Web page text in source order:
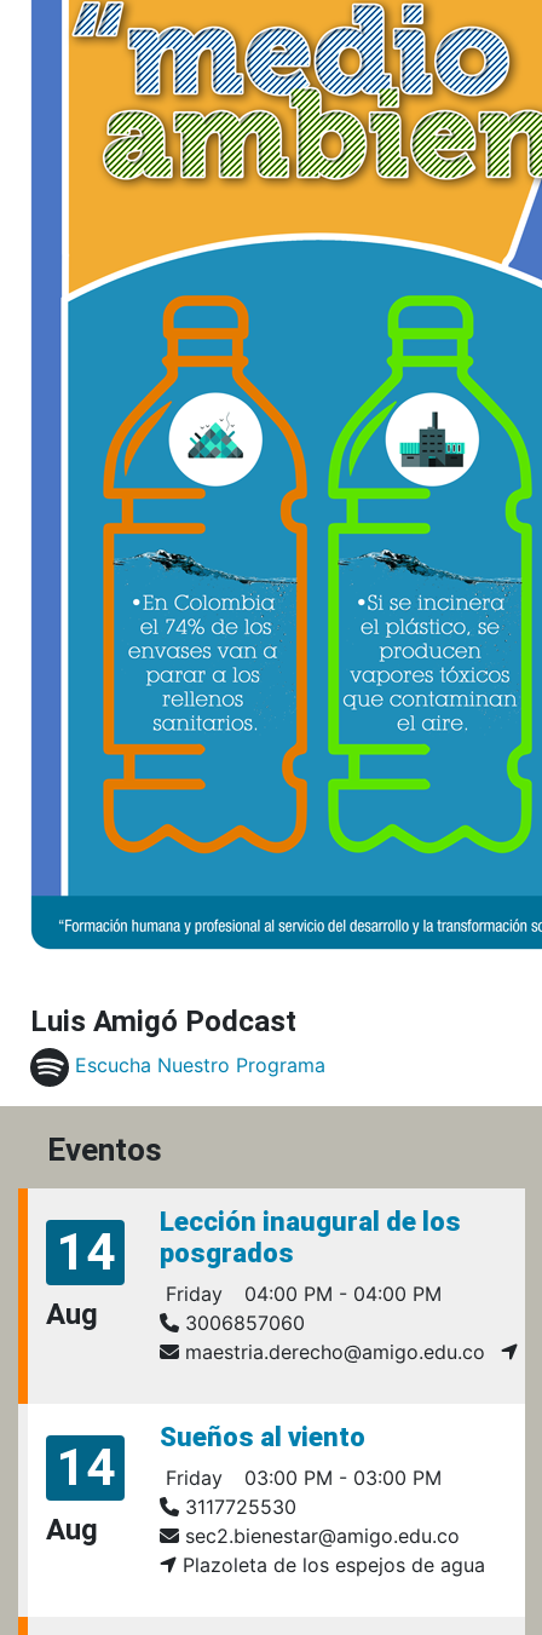
Luis Amigó Podcast
Escucha Nuestro Programa
Eventos
14
Aug
Lección inaugural de los
posgrados
Friday
04:00 PM - 04:00 PM
3006857060
maestria.derecho@amigo.edu.co
14
Aug
Sueños al viento
Friday
03:00 PM - 03:00 PM
3117725530
sec2.bienestar@amigo.edu.co
Plazoleta de los espejos de agua